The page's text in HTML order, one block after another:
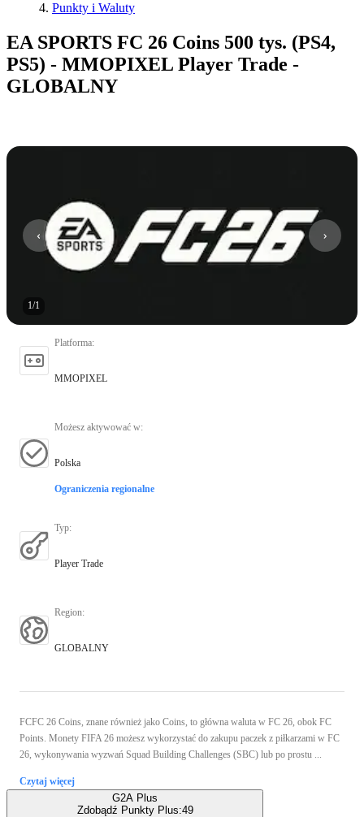
Punkty i Waluty
EA SPORTS FC 26 Coins 500 tys. (PS4,
PS5) - MMOPIXEL Player Trade -
GLOBALNY
1/1
Platforma:
MMOPIXEL
Możesz aktywować w:
Polska
Ograniczenia regionalne
Typ:
Player Trade
Region:
GLOBALNY
FCFC 26 Coins, znane również jako Coins, to główna waluta w FC 26, obok FC
Points. Monety FIFA 26 możesz wykorzystać do zakupu paczek z piłkarzami w FC
26, wykonywania wyzwań Squad Building Challenges (SBC) lub po prostu ...
Czytaj więcej
G2A Plus
Zdobądź Punkty Plus:49